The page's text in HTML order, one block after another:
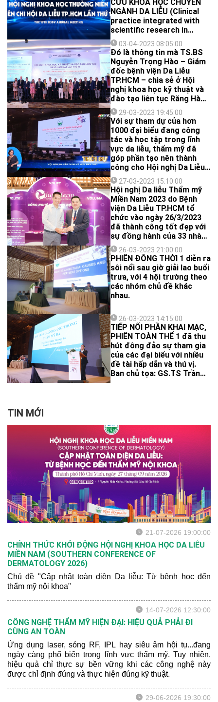
CỨU KHOA HỌC CHUYÊN
NGÀNH DA LIỄU (Clinical
practice integrated with
scientific research in
Dermatology)
03-04-2023 08:05:00
Đó là thông tin mà TS.BS
Nguyễn Trọng Hào – Giám
đốc bệnh viện Da Liễu
TP.HCM – chia sẻ ở Hội
nghị khoa học kỹ thuật và
đào tạo liên tục Răng Hàm
Mặt lần thứ 45 do Khoa
Răng Hàm Mặt – Đại học Y
Dược TP.HCM tổ chức ngày
02 – 04/4/2023 tại Trung
tâm hội nghị Adora.
29-03-2023 19:45:00
Với sự tham dự của hơn
1000 đại biểu đang công
tác và học tập trong lĩnh
vực da liễu, thẩm mỹ đã
góp phần tạo nên thành
công cho Hội nghị Da Liễu
Thẩm mỹ miền Nam 2023
được tổ chức ngày
26/03/2023 tại Trung tâm
Hội nghị Gem Center.
27-03-2023 15:10:00
Hội nghị Da liễu Thẩm mỹ
Miền Nam 2023 do Bệnh
viện Da Liễu TP.HCM tổ
chức vào ngày 26/3/2023
đã thành công tốt đẹp với
sự đồng hành của 33 nhà
tài trợ, thu hút hơn 1.000
đại biểu là các bác sĩ, dược
sĩ công tác trong lĩnh vực
da liễu, thẩm mỹ đến từ
nhiều Tỉnh/Thành trên cả
nước tham dự.
26-03-2023 21:00:00
PHIÊN ĐỒNG THỜI 1 diễn ra
sôi nổi sau giờ giải lao buổi
trưa, với 4 hội trường theo
các nhóm chủ đề khác
nhau.
26-03-2023 14:15:00
TIẾP NỐI PHẦN KHAI MẠC,
PHIÊN TOÀN THỂ 1 đã thu
hút đông đảo sự tham gia
của các đại biểu với nhiều
đề tài hấp dẫn và thú vị.
Ban chủ tọa: GS.TS Trần
TIN MỚI
21-07-2026 19:00:00
CHÍNH THỨC KHỞI ĐỘNG HỘI NGHỊ KHOA HỌC DA LIỄU
MIỀN NAM (SOUTHERN CONFERENCE OF
DERMATOLOGY 2026)
Chủ đề "Cập nhật toàn diện Da liễu: Từ bệnh học đến
thẩm mỹ nội khoa"
14-07-2026 12:30:00
CÔNG NGHỆ THẨM MỸ HIỆN ĐẠI: HIỆU QUẢ PHẢI ĐI
CÙNG AN TOÀN
Ứng dụng laser, sóng RF, IPL hay siêu âm hội tụ...đang
ngày càng phổ biến trong lĩnh vực thẩm mỹ. Tuy nhiên,
hiệu quả chỉ thực sự bền vững khi các công nghệ này
được chỉ định đúng và thực hiện đúng kỹ thuật.
29-06-2026 19:30:00